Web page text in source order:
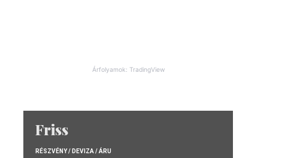
Árfolyamok: TradingView
Friss
RÉSZVÉNY / DEVIZA / ÁRU